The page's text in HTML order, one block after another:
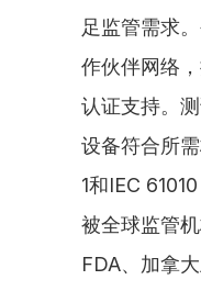
足监管需求
作伙伴网络
认证支持。
设备符合所
1和IEC
被全球监管
FDA、加拿